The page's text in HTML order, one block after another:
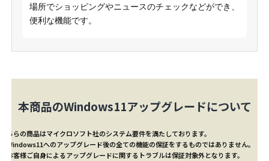
場所でショッピングやニュースのチェックなどができ、
便利な機能です。
本商品のWindows11アップグレードについて
こちらの商品はマイクロソフト社のシステム要件を満たしております。
※Windows11へのアップグレード後の全ての機能の保証をするものではありません。
※お客様ご自身によるアップグレードに関するトラブルは保証対象外となります。